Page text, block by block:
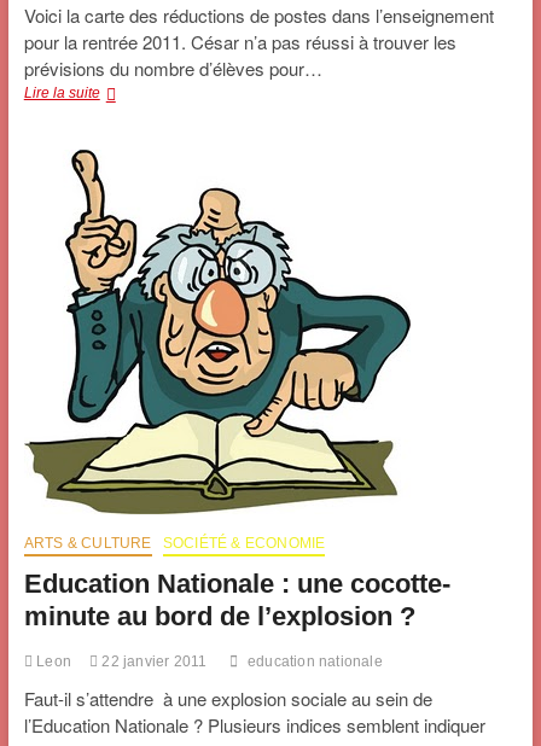
Voici la carte des réductions de postes dans l’enseignement
pour la rentrée 2011. César n’a pas réussi à trouver les
prévisions du nombre d’élèves pour…
Lire la suiteCarte
postes
prévues
dans
l’enseignement.
ARTS & CULTURE SOCIÉTÉ & ECONOMIE
Education Nationale : une cocotte-
minute au bord de l’explosion ?
Leon 22 janvier 2011 education nationale
Faut-il s’attendre à une explosion sociale au sein de
l’Education Nationale ? Plusieurs indices semblent indiquer